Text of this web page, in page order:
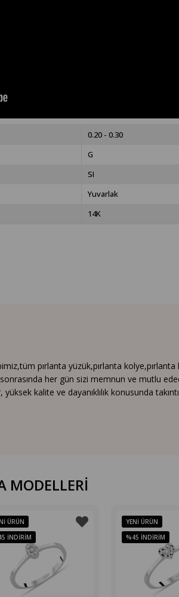
0.20 - 0.30
G
SI
Yuvarlak
14K
pırlanta yüzük,pırlanta
her gün sizi memnun ve mutlu
kalite ve dayanıklılık konusunda
MODELLERİ
ÜRÜN
İNDIRIM
YENI ÜRÜN
%45 İNDIRIM